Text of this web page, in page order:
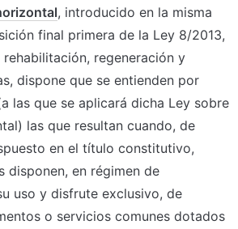
, introducido en la misma
final primera de la Ley 8/2013,
regeneración y
dispone que se entienden por
las que se aplicará dicha Ley sobre
las que resultan cuando, de
en el título constitutivo,
disponen, en régimen de
uso y disfrute exclusivo, de
o servicios comunes dotados